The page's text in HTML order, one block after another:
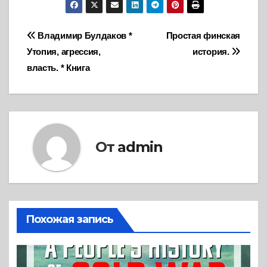
Навигация
по
записям
Простая финская
история.
Владимир Булдаков *
Утопия, агрессия,
власть. * Книга
От admin
Похожая запись